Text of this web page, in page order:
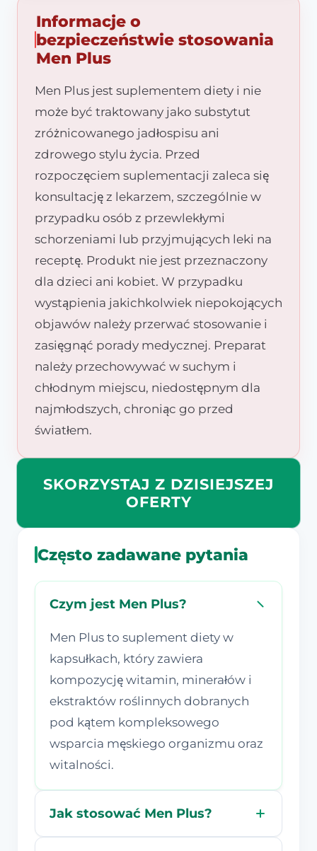
Informacje o
bezpieczeństwie stosowania
Men Plus
Men Plus jest suplementem diety i nie
może być traktowany jako substytut
zróżnicowanego jadłospisu ani
zdrowego stylu życia. Przed
rozpoczęciem suplementacji zaleca się
konsultację z lekarzem, szczególnie w
przypadku osób z przewlekłymi
schorzeniami lub przyjmujących leki na
receptę. Produkt nie jest przeznaczony
dla dzieci ani kobiet. W przypadku
wystąpienia jakichkolwiek niepokojących
objawów należy przerwać stosowanie i
zasięgnąć porady medycznej. Preparat
należy przechowywać w suchym i
chłodnym miejscu, niedostępnym dla
najmłodszych, chroniąc go przed
światłem.
SKORZYSTAJ Z DZISIEJSZEJ
OFERTY
Często zadawane pytania
Czym jest Men Plus?
Men Plus to suplement diety w
kapsułkach, który zawiera
kompozycję witamin, minerałów i
ekstraktów roślinnych dobranych
pod kątem kompleksowego
wsparcia męskiego organizmu oraz
witalności.
Jak stosować Men Plus?